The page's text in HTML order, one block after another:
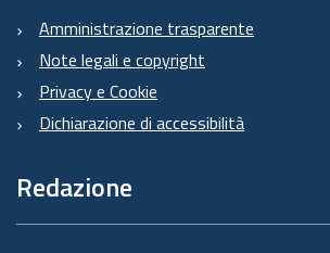
Amministrazione trasparente
Note legali e copyright
Privacy e Cookie
Dichiarazione di accessibilità
Redazione